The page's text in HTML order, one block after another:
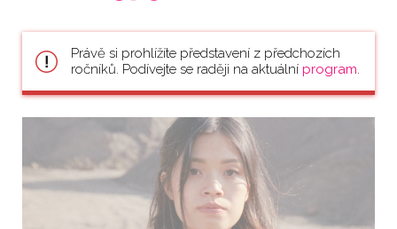
Právě si prohlížíte představení z předchozích
ročníků. Podívejte se raději na aktuální program.